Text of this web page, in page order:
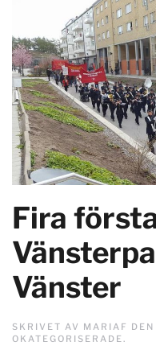
Fira
Vänster
SKRIVET AV MARIAF DEN
OKATEGORISERADE .